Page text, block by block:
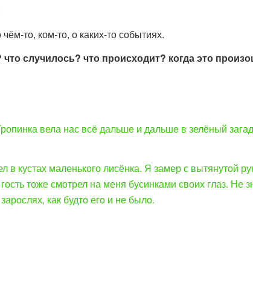
то, ком-то, о каких-то событиях.
что случилось? что происходит? когда это
вела нас всё дальше и дальше в зелёный
в кустах маленького лисёнка. Я замер с вытянутой
тоже смотрел на меня бусинками своих глаз. Не
как будто его и не было.